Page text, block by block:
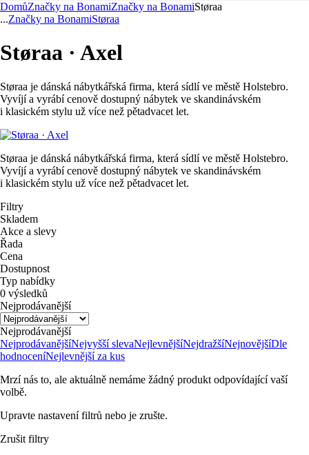
DomůZnačky na BonamiZnačky na BonamiStøraa
...Značky na BonamiStøraa
Støraa · Axel
Støraa je dánská nábytkářská firma, která sídlí ve městě Holstebro.
Vyvíjí a vyrábí cenově dostupný nábytek ve skandinávském
i klasickém stylu už více než pětadvacet let.
Støraa je dánská nábytkářská firma, která sídlí ve městě Holstebro.
Vyvíjí a vyrábí cenově dostupný nábytek ve skandinávském
i klasickém stylu už více než pětadvacet let.
Filtry
Skladem
Akce a slevy
Řada
Cena
Dostupnost
Typ nabídky
0 výsledků
Nejprodávanější
Nejprodávanější
NejprodávanějšíNejvyšší slevaNejlevnějšíNejdražšíNejnovějšíDle
hodnoceníNejlevnější za kus
Mrzí nás to, ale aktuálně nemáme žádný produkt odpovídající vaší
volbě.
Upravte nastavení filtrů nebo je zrušte.
Zrušit filtry